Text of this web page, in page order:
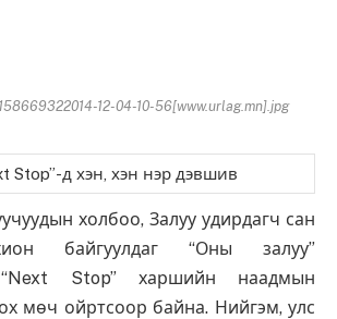
12-04-10-56[www.urlag.mn].jpg
холбоо, Залуу удирдагч сан
байгуулдаг “Оны залуу”
“Next Stop” харшийн наадмын
мөч ойртсоор байна. Нийгэм, улс